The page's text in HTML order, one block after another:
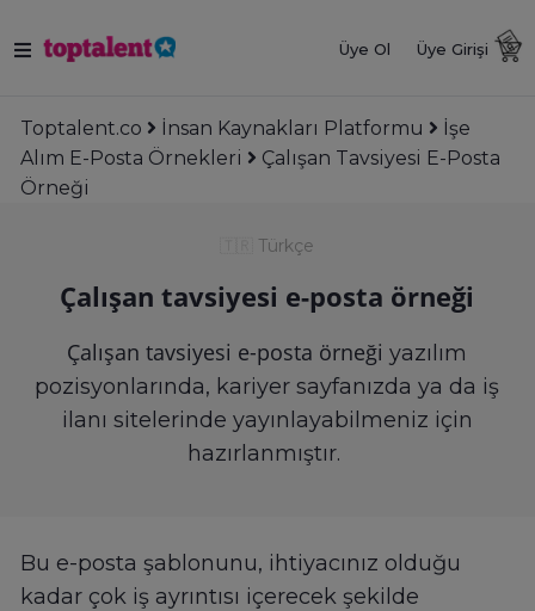
Üye Ol Üye Girişi
Toptalent.co İnsan Kaynakları Platformu
İşe
Alım E-Posta Örnekleri
Çalışan Tavsiyesi E-Posta
Örneği
Türkçe
Çalışan tavsiyesi e-posta örneği
Çalışan tavsiyesi e-posta örneği yazılım
pozisyonlarında, kariyer sayfanızda ya da iş
ilanı sitelerinde yayınlayabilmeniz için
hazırlanmıştır.
Bu e-posta şablonunu, ihtiyacınız olduğu
kadar çok iş ayrıntısı içerecek şekilde